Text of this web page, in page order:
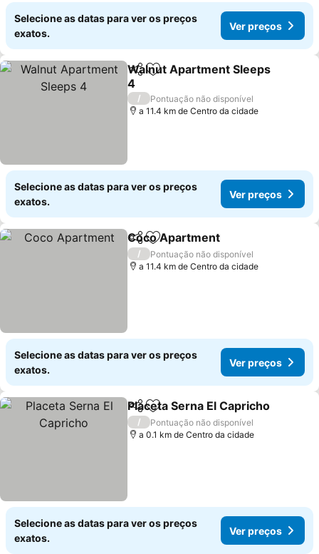
Selecione as datas para ver os preços
exatos.
Ver preços
PartilharAdicionar aos favoritos
Walnut Apartment Sleeps
4
Ver preços
/
Pontuação não disponível
a 11.4 km de Centro da cidade
Selecione as datas para ver os preços
exatos.
Ver preços
PartilharAdicionar aos favoritos
Coco Apartment
/
Pontuação não disponível
a 11.4 km de Centro da cidade
Selecione as datas para ver os preços
exatos.
Ver preços
PartilharAdicionar aos favoritos
Placeta Serna El Capricho
/
Pontuação não disponível
a 0.1 km de Centro da cidade
Selecione as datas para ver os preços
exatos.
Ver preços